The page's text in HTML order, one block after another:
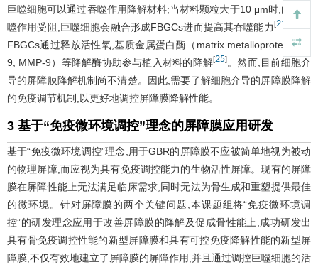
巨噬细胞可以通过吞噬作用降解材料;当材料颗粒大于10 μm时,由于吞
噬作用受阻,巨噬细胞会融合形成FBGCs进而提高其吞噬能力 [21 ,同时
FBGCs通过释放活性氧,基质金属蛋白酶（matrix metalloproteinase-
9, MMP-9）等降解酶协助参与植入材料的降解[25] 。然而,目前细胞介
导的屏障膜降解机制尚不清楚。因此,需要了解细胞介导的屏障膜降解
的免疫调节机制,以更好地调控屏障膜降解性能。
3 基于“免疫微环境调控”理念的屏障膜应用研发
基于“免疫微环境调控”理念,用于GBR的屏障膜不应被简单地视为被动
的物理屏障,而应视为具有免疫调控能力的生物活性屏障。现有的屏障
膜在屏障性能上无法满足临床需求,同时无法为骨生成和重塑提供最佳
的微环境。针对屏障膜的两个关键问题,本课题组将“免疫微环境调
控”的研发理念应用于改善屏障膜的降解及促成骨性能上,成功研发出
具有骨免疫调控性能的新型屏障膜和具有可控免疫降解性能的新型屏
障膜,不仅有效地建立了屏障膜的屏障作用,并且通过调控巨噬细胞的活